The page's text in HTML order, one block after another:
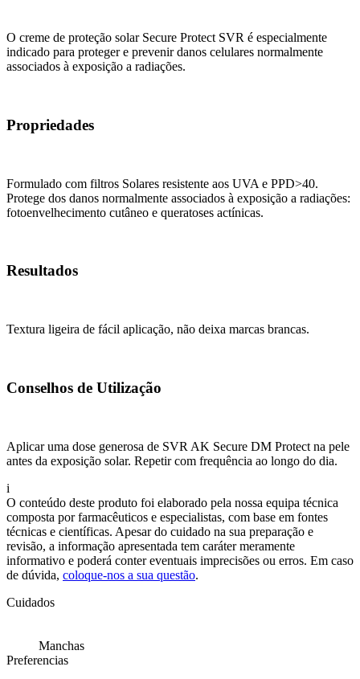
O creme de proteção solar Secure Protect SVR é especialmente
indicado para proteger e prevenir danos celulares normalmente
associados à exposição a radiações.
Propriedades
Formulado com filtros Solares resistente aos UVA e PPD>40.
Protege dos danos normalmente associados à exposição a radiações:
fotoenvelhecimento cutâneo e queratoses actínicas.
Resultados
Textura ligeira de fácil aplicação, não deixa marcas brancas.
Conselhos de Utilização
Aplicar uma dose generosa de SVR AK Secure DM Protect na pele
antes da exposição solar. Repetir com frequência ao longo do dia.
i
O conteúdo deste produto foi elaborado pela nossa equipa técnica
composta por farmacêuticos e especialistas, com base em fontes
técnicas e científicas. Apesar do cuidado na sua preparação e
revisão, a informação apresentada tem caráter meramente
informativo e poderá conter eventuais imprecisões ou erros. Em caso
de dúvida, coloque-nos a sua questão.
Cuidados
Manchas
Preferencias